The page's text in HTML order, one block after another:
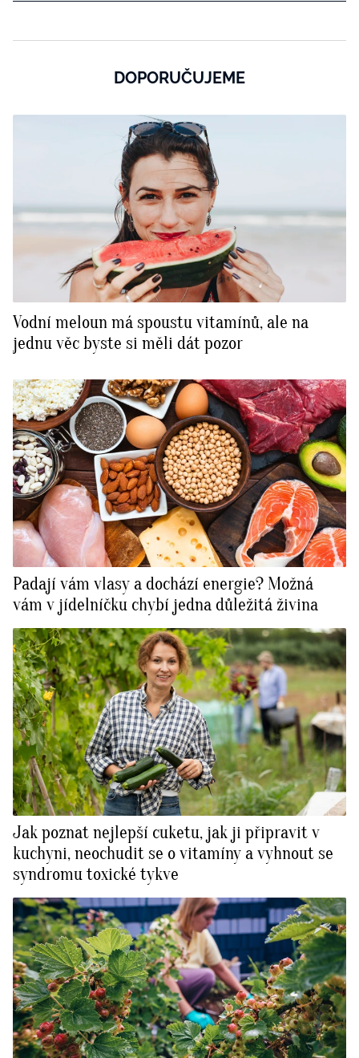
DOPORUČUJEME
Vodní meloun má spoustu vitamínů, ale na
jednu věc byste si měli dát pozor
Padají vám vlasy a dochází energie? Možná
vám v jídelníčku chybí jedna důležitá živina
Jak poznat nejlepší cuketu, jak ji připravit v
kuchyni, neochudit se o vitamíny a vyhnout se
syndromu toxické tykve